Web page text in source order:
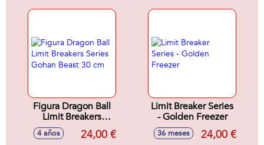
Figura Dragon Ball
Limit Breakers
Series Gohan Beast
30 cm
4 años 24,00 €
Limit Breaker Series
- Golden Freezer
36 meses 24,00 €